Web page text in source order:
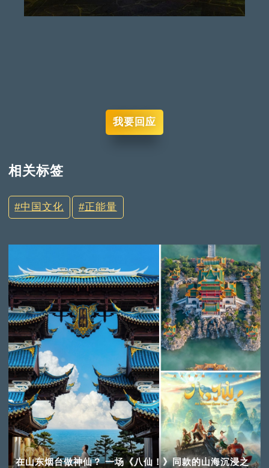
我要回应
相关标签
中国文化 正能量
在山东烟台做神仙？ 一场《八仙！》同款的山海沉浸之